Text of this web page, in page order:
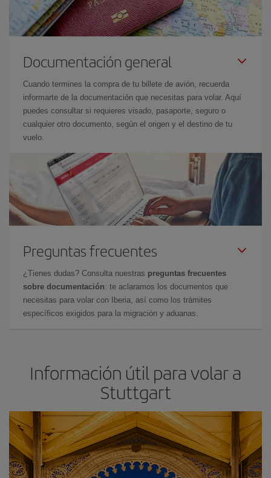
Documentación general
Cuando termines la compra de tu billete de avión, recuerda
informarte de la documentación que necesitas para volar. Aquí
puedes consultar si requieres visado, pasaporte, seguro o
cualquier otro documento, según el origen y el destino de tu
vuelo.
Preguntas frecuentes
¿Tienes dudas? Consulta nuestras preguntas frecuentes
sobre documentación: te aclaramos los documentos que
necesitas para volar con Iberia, así como los trámites
específicos exigidos para la migración y aduanas.
Información útil para volar a
Stuttgart